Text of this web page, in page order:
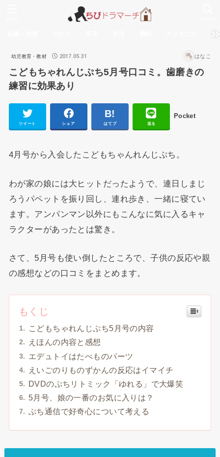
無
幼児教育・教材 2017.05.31 はなこ
こどもちゃれんじぷち5月号口コミ。歯磨きの
練習に効果あり
ツイート シェア はてブ 送る
Pocket
4月号から入会したこどもちゃんれんじぷち。
わが家の娘には大ヒットだったようで、連日しまじ
ろうパペットを振り回し、連れ歩き、一緒に寝てい
ます。アンパンマン以外にもこんなに気に入るキャ
ラクターがあったとは驚き。
さて、5月号も使い倒したところで、子供の反応や親
の感想などの口コミをまとめます。
もくじ
こどもちゃれんじぷち5月号の内容
えほんの内容と感想
エデュトイはたべものパーツ
えいごのりものずかんの反応はイマイチ
DVDのぷちリトミック「ゆれる」で大爆笑
5月号、娘の一番のお気に入りは？
ぷち通信で好奇心について考える